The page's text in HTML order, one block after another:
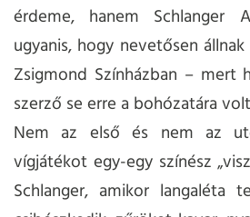
érdeme, hanem Schlanger
ugyanis, hogy nevetősen
Zsigmond Színházban – mert
szerző se erre a bohózatára
Nem az első és nem az
vígjátékot egy-egy színész
Schlanger, amikor langaléta